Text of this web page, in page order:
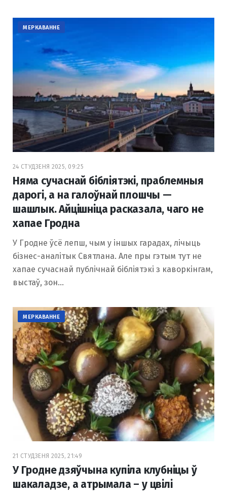
МЕРКАВАННЕ
24 СТУДЗЕНЯ 2025, 09:25
Няма сучаснай бібліятэкі, праблемныя
дарогі, а на галоўнай плошчы —
шашлык. Айцішніца расказала, чаго не
хапае Гродна
У Гродне ўсё лепш, чым у іншых гарадах, лічыць
бізнес-аналітык Святлана. Але пры гэтым тут не
хапае сучаснай публічнай бібліятэкі з каворкінгам,
выстаў, зон…
МЕРКАВАННЕ
21 СТУДЗЕНЯ 2025, 21:49
У Гродне дзяўчына купіла клубніцы ў
шакаладзе, а атрымала – у цвілі